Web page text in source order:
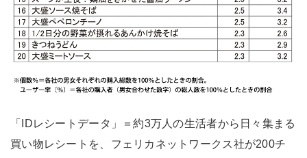
「IDレシートデータ」＝約3万人の生活者から日々集まる
買い物レシートを、フェリカネットワークス社が200チ